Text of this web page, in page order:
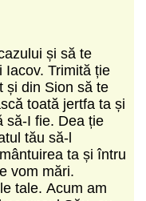
și să te
Iacov. Trimită ție
și din Sion să te
toată jertfa ta și
să-I fie. Dea ție
tău să-l
ta și întru
vom mări.
tale. Acum am